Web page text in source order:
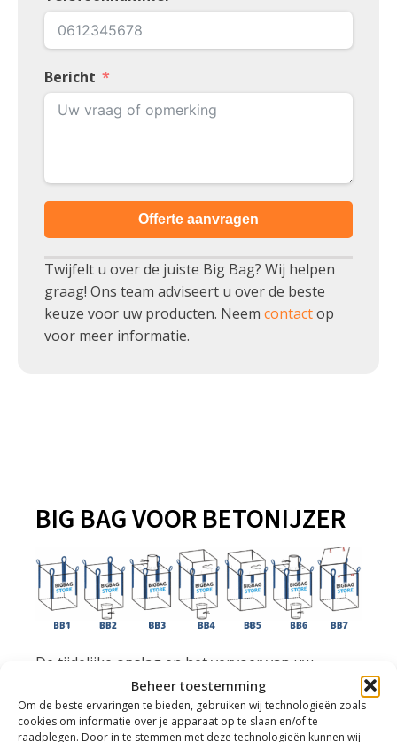
Beheer toestemming
Om de beste ervaringen te bieden, gebruiken wij technologieën zoals
cookies om informatie over je apparaat op te slaan en/of te
raadplegen. Door in te stemmen met deze technologieën kunnen wij
Bericht
Offerte aanvragen
Twijfelt u over de juiste Big Bag? Wij helpen
graag! Ons team adviseert u over de beste
keuze voor uw producten. Neem contactop
voor meer informatie.
BIG BAG VOOR BETONIJZER
De tijdelijke opslag en het vervoer van uw
metalen regelt u eenvoudig met Big Bags voor
betonijzer. Bij bigbagstore.nl hebben we diverse
Big Bags voor uiteenlopende grondstoffen,